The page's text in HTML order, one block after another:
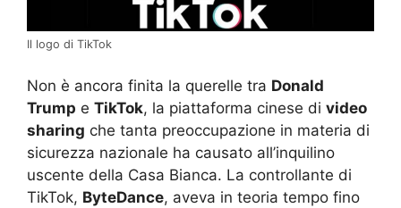
Il logo di TikTok
Non è ancora finita la querelle tra Donald
Trump e TikTok, la piattaforma cinese di video
sharing che tanta preoccupazione in materia di
sicurezza nazionale ha causato all’inquilino
uscente della Casa Bianca. La controllante di
TikTok, ByteDance, aveva in teoria tempo fino